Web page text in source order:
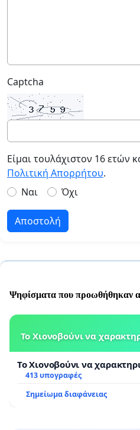
Captcha
Είμαι τουλάχιστον 16 ετών
Πολιτική Απορρήτου.
Ναι
Όχι
Αποστολή
Ψηφίσματα που προωθήθηκαν
Το Χιονοβούνι να
Το Χιονοβούνι να
413 υπογραφές
Σημείωμα διαφάνειας